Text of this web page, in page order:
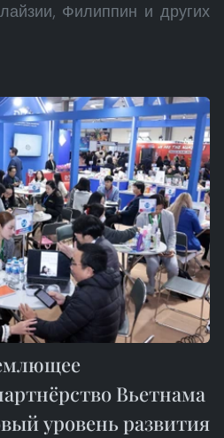
Филиппин и других
Вьетнама
уровень развития